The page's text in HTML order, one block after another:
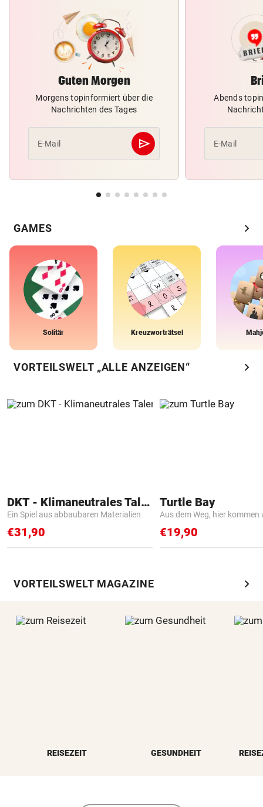
Guten Morgen
Morgens topinformiert über die
Nachrichten des Tages
E-Mail send
Abschicken
Abends
E-Mail
GAMES chevron_right
Solitär Kreuzworträtsel
VORTEILSWELT „ALLE ANZEIGEN“ chevron_right
DKT - Klimaneutrales Talent
Ein Spiel aus abbaubaren Materialien
€31,90
Turtle Bay
Aus dem Weg, hier kommen
€19,90
VORTEILSWELT MAGAZINE chevron_right
REISEZEIT GESUNDHEIT